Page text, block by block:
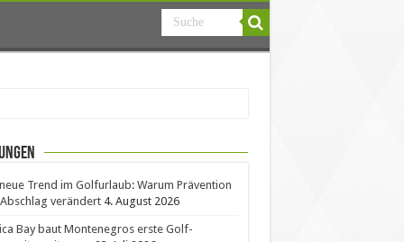
Trend im Golfurlaub: Warum Prävention
verändert 4. August 2026
Bay baut Montenegros erste Golf-